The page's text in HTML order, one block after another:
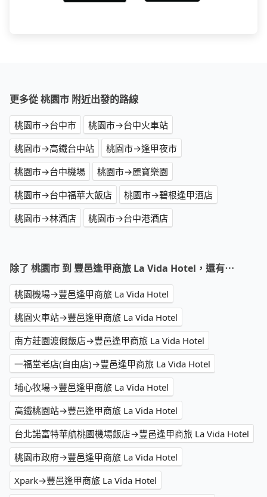
更多從 桃園市 附近出發的路線
桃園市→台中市
桃園市→台中火車站
桃園市→高鐵台中站
桃園市→逢甲夜市
桃園市→台中機場
桃園市→麗寶樂園
桃園市→台中福華大飯店
桃園市→碧根逢甲酒店
桃園市→林酒店
桃園市→台中港酒店
除了 桃園市 到 豐邑逢甲商旅 La Vida Hotel，還有⋯
桃園機場→豐邑逢甲商旅 La Vida Hotel
桃園火車站→豐邑逢甲商旅 La Vida Hotel
南方莊園渡假飯店→豐邑逢甲商旅 La Vida Hotel
一福堂老店(自由店)→豐邑逢甲商旅 La Vida Hotel
埔心牧場→豐邑逢甲商旅 La Vida Hotel
高鐵桃園站→豐邑逢甲商旅 La Vida Hotel
台北諾富特華航桃園機場飯店→豐邑逢甲商旅 La Vida Hotel
桃園市政府→豐邑逢甲商旅 La Vida Hotel
Xpark→豐邑逢甲商旅 La Vida Hotel